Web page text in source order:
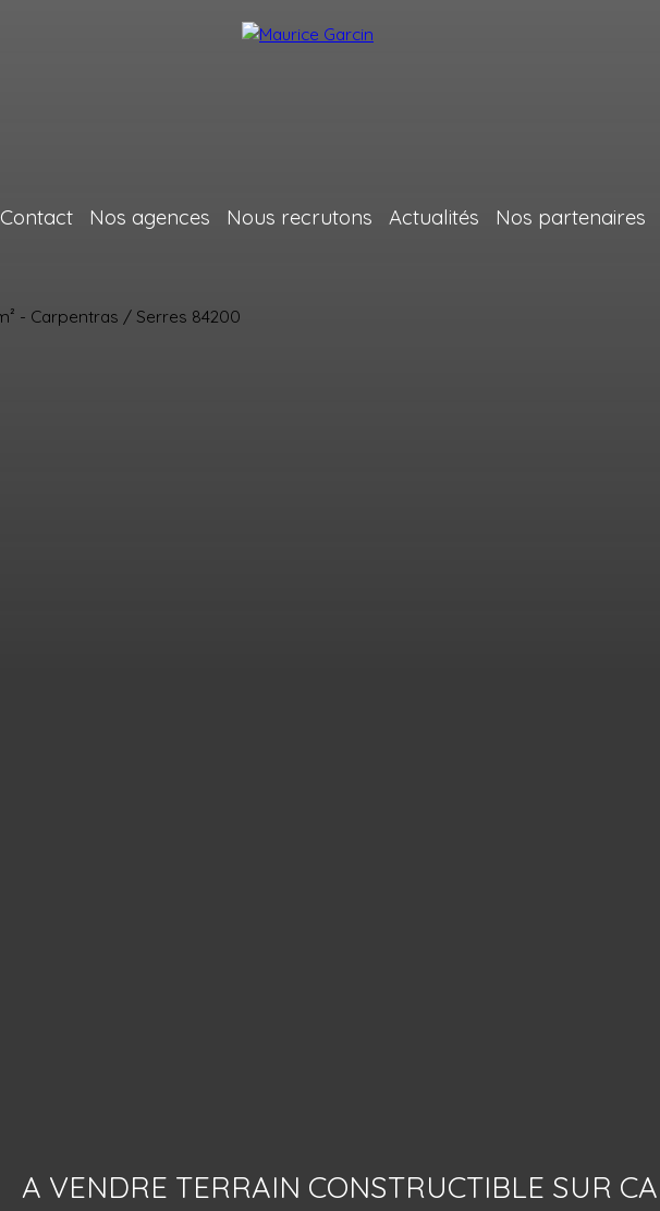
Contact Nos agences Nous recrutons Actualités Nos partenaires
A VENDRE TERRAIN CONSTRUCTIBLE SUR